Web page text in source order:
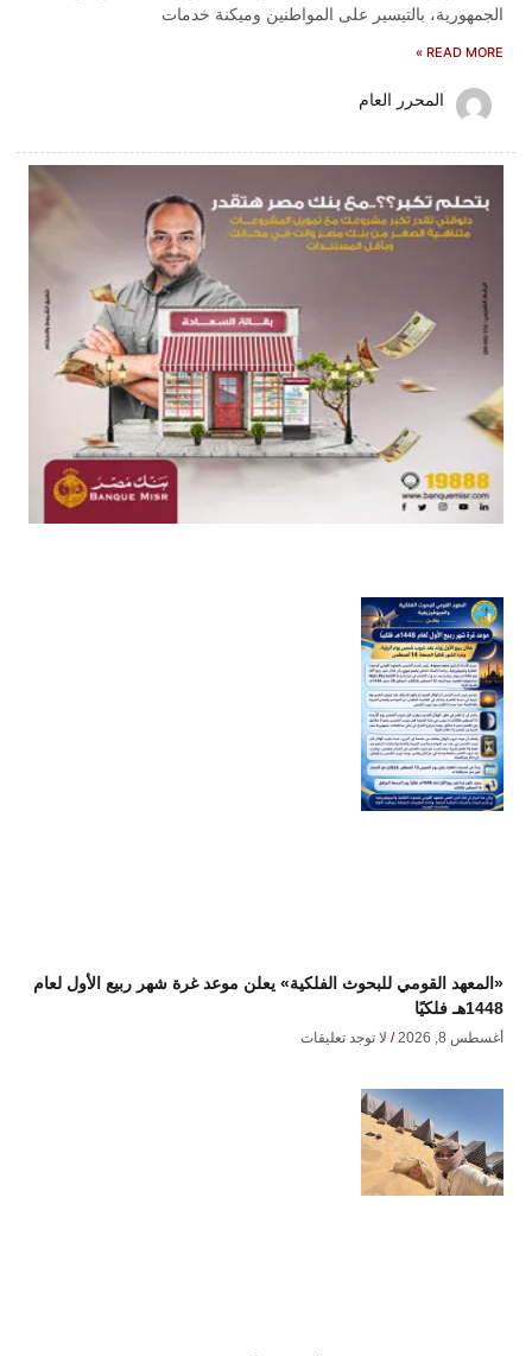
الجمهورية، بالتيسير على المواطنين وميكنة خدمات
READ MORE »
المحرر العام
«المعهد القومي للبحوث الفلكية» يعلن موعد غرة شهر ربيع الأول لعام
1448هـ فلكيًا
أغسطس 8, 2026 لا توجد تعليقات